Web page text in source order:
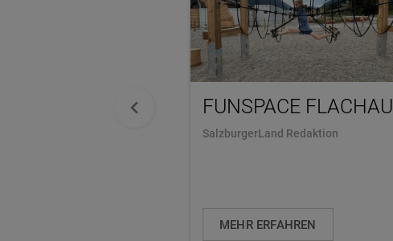
FUNSPACE FLACHAU
SalzburgerLand Redaktion
MEHR ERFAHREN